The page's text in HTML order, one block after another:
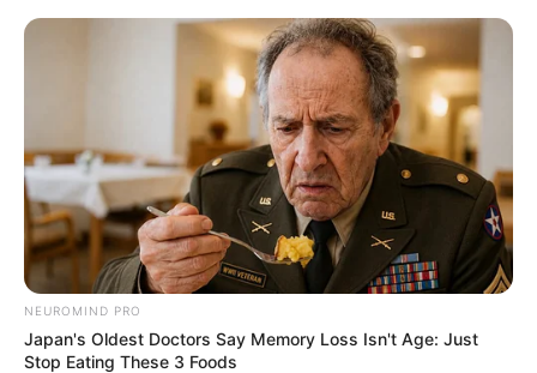
NEUROMIND PRO
Japan's Oldest Doctors Say Memory Loss Isn't Age: Just
Stop Eating These 3 Foods